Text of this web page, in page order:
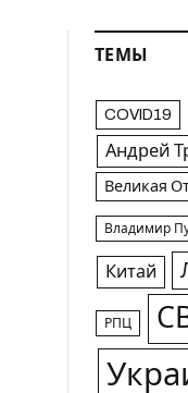
ТЕМЫ
COVID19
Андрей
Великая
Владимир
Китай
РПЦ